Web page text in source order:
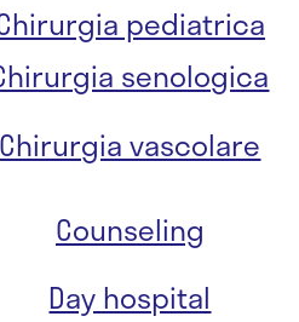
pediatrica
senologica
Chirurgia vascolare
Counseling
Day hospital